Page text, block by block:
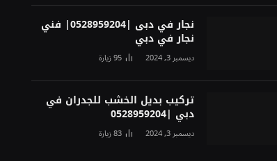
نجار في دبى |0528959204| فني
نجار في دبي
ديسمبر 3, 2024 95زيارة
تركيب بديل الخشب للجدران في
دبي |0528959204
ديسمبر 3, 2024 83زيارة